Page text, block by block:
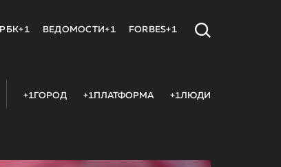
РБК+1 ВЕДОМОСТИ+1 FORBES+1
+1ГОРОД +1ПЛАТФОРМА +1ЛЮДИ